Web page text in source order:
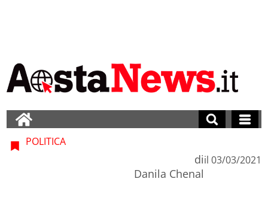
POLITICA
di
Danila Chenal
il 03/03/2021